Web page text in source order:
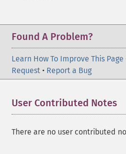
Found A Problem?
Learn How To Improve This Page
Request • Report a Bug
User Contributed Notes
There are no user contributed